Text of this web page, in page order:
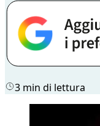
3 min di lettura